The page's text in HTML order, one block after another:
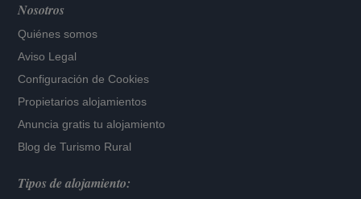
Nosotros
Quiénes somos
Aviso Legal
Configuración de Cookies
Propietarios alojamientos
Anuncia gratis tu alojamiento
Blog de Turismo Rural
Tipos de alojamiento: